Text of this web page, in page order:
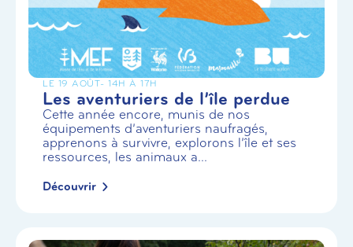
LE 19 AOÛT- 14H À 17H
Les aventuriers de l’île perdue
Cette année encore, munis de nos
équipements d’aventuriers naufragés,
apprenons à survivre, explorons l’île et ses
ressources, les animaux a...
Découvrir